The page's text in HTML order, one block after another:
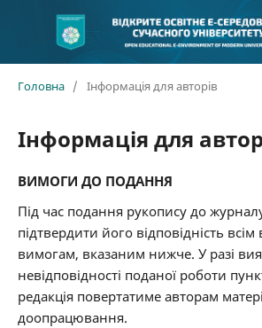
Головна / Інформація для авторів
Інформація для
ВИМОГИ ДО ПОДАННЯ
Під час подання рукопису до
підтвердити його відповідність
вимогам, вказаним нижче. У разі
невідповідності поданої роботи
редакція повертатиме авторам
доопрацювання.